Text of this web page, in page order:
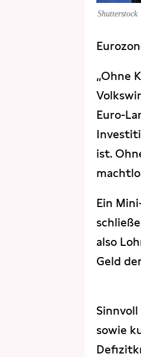
Shutterstock
„Ohne
Euro-
ist.
Ein
also
Geld
sowie